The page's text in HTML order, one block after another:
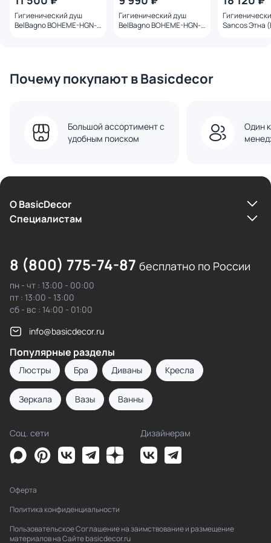
Гигиенический душ
BelBagno BOHEME-HGN-
Гигиенический душ
BelBagno BOHEME-HGN-
Sancos Этна
Почему покупают в Basicdecor
Большой ассортимент с
удобным поиском
Один
О BasicDecor
Cпециалистам
8 (800) 775-74-87 бесплатно по России
пн - чт : 13:00 - 00:00
пт : 13:00 - 13:00
сб - вс : 14:00 - 01:00
info@basicdecor.ru
Популярные разделы
Люстры Бра Диваны Кресла
Зеркала Вазы Ванны
Соц. сети Дизайнерам
Оферта
Политика конфиденциальности
Пользовательское Соглашение на заимствование и размещение
материалов на Сайте basicdecor.ru